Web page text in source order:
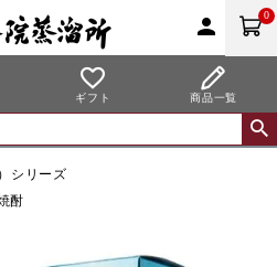
person 0
ギフト 商品一覧
シリーズ
酎